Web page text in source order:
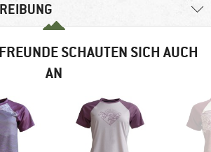
SCHAUTEN SICH AUCH
AN